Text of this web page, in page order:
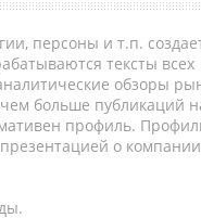
персоны и т.п.
тексты всех
обзоры
больше публикаций
профиль.
о